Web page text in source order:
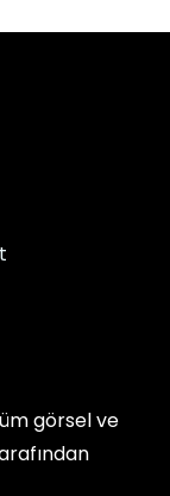
görsel ve